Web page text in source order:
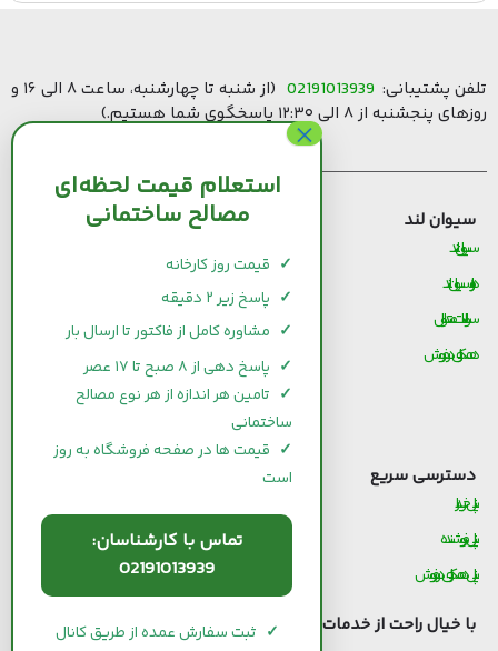
تلفن پشتیبانی: 02191013939
(از شنبه تا چهارشنبه، ساعت ۸ الی ۱۶ و
روزهای پنجشنبه از ۸ الی ۱۲:۳۰ پاسخگوی شما هستیم.)
سیوان لند
سیوان لند
درباره سیوان لند
سوالات متداول
همکاری در فروش
قیمت مصالح ساختمانی
قیمت و خرید کاشی و سرامیک
قیمت و خرید آجر
قیمت و خرید گچ
قیمت و خرید شیرآلات
دسترسی سریع
پنل خریدار
پنل فروشنده
پنل همکاری در فروش
با خیال راحت از خدمات سیوان لنداستفاده کنید.
استعلام قیمت لحظه‌ای
مصالح ساختمانی
✓ قیمت روز کارخانه
✓ پاسخ زیر ۲ دقیقه
✓ مشاوره کامل از فاکتور تا ارسال بار
✓ پاسخ دهی از ۸ صبح تا ۱۷ عصر
✓ تامین هر اندازه از هر نوع مصالح
ساختمانی
✓ قیمت ها در صفحه فروشگاه به روز
است
تماس با کارشناسان:
02191013939
✓ ثبت سفارش عمده از طریق کانال